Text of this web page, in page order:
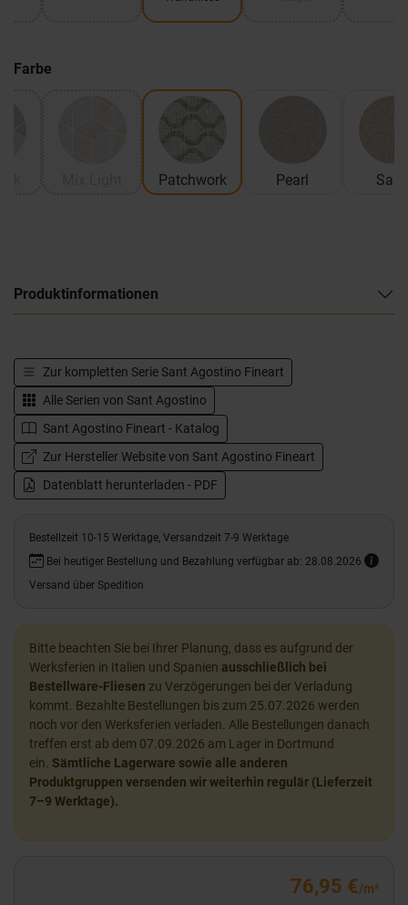
Farbe
Patchwork Pearl
Produktinformationen
Zur kompletten Serie Sant Agostino Fineart
Alle Serien von Sant Agostino
Sant Agostino Fineart - Katalog
Zur Hersteller Website von Sant Agostino Fineart
Datenblatt herunterladen - PDF
Bestellzeit 10-15 Werktage, Versandzeit 7-9 Werktage
Bei heutiger Bestellung und Bezahlung verfügbar ab: 28.08.2026
Versand über Spedition
Bitte beachten Sie bei Ihrer Planung, dass es aufgrund der
Werksferien in Italien und Spanien ausschließlich bei
Bestellware-Fliesen zu Verzögerungen bei der Verladung
kommt. Bezahlte Bestellungen bis zum 25.07.2026 werden
noch vor den Werksferien verladen. Alle Bestellungen danach
treffen erst ab dem 07.09.2026 am Lager in Dortmund
ein. Sämtliche Lagerware sowie alle anderen
Produktgruppen versenden wir weiterhin regulär (Lieferzeit
7–9 Werktage).
76,95 €/m²